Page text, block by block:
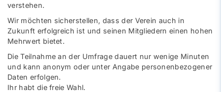
verstehen.
Wir möchten sicherstellen, dass der Verein auch in
Zukunft erfolgreich ist und seinen Mitgliedern einen hohen
Mehrwert bietet.
Die Teilnahme an der Umfrage dauert nur wenige Minuten
und kann anonym oder unter Angabe personenbezogener
Daten erfolgen.
Ihr habt die freie Wahl.